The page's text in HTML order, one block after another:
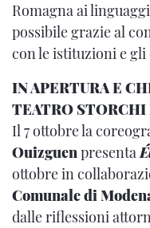
Romagna ai
possibile grazie al
con le istituzioni e gli
IN APERTURA E
TEATRO
Il 7 ottobre la
Ouizguenpresenta
ottobre in
Comunale di
dalle riflessioni